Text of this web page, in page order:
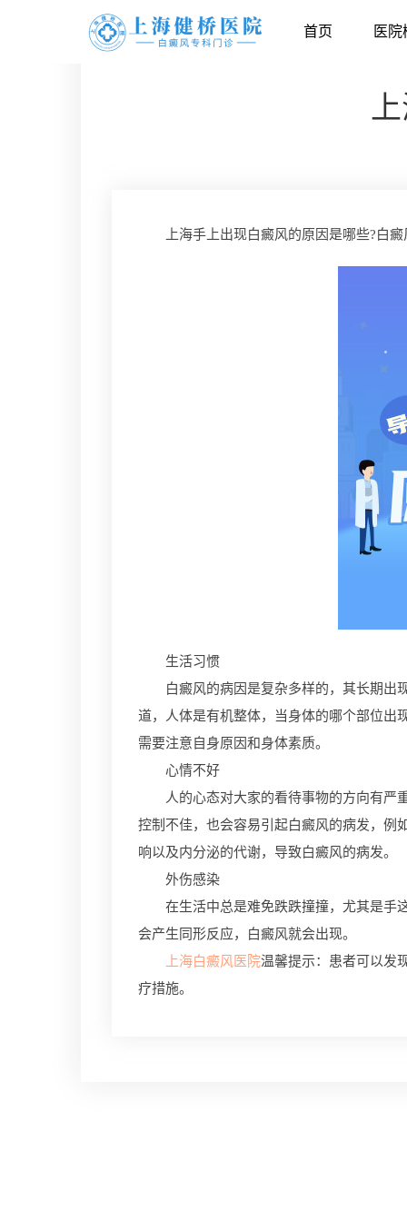
首页 医院
上海手上出现白癜风的原因是哪些?白癜
生活习惯
白癜风的病因是复杂多样的，其长期出现
道，人体是有机整体，当身体的哪个部位出
需要注意自身原因和身体素质。
心情不好
人的心态对大家的看待事物的方向有严重
控制不佳，也会容易引起白癜风的病发，例
响以及内分泌的代谢，导致白癜风的病发。
外伤感染
在生活中总是难免跌跌撞撞，尤其是手这
会产生同形反应，白癜风就会出现。
上海白癜风医院温馨提示：患者可以发
疗措施。